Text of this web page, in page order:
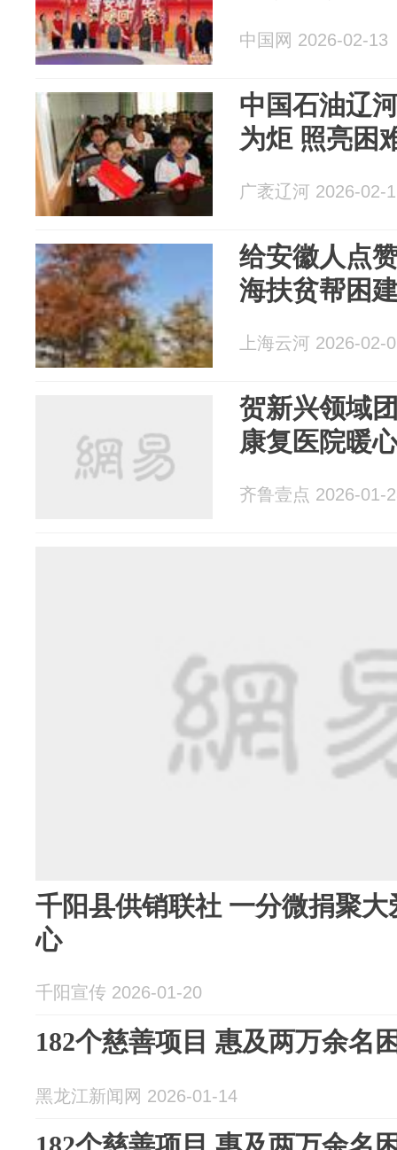
中国网 2026-02-13
中国石油辽
为炬 照亮困
广袤辽河 2026-02-
给安徽人点
海扶贫帮困
上海云河 2026-02-
贺新兴领域
康复医院暖
齐鲁壹点 2026-01-
千阳县供销联社 一分微捐聚
心
千阳宣传 2026-01-20
182个慈善项目 惠及两万余名
黑龙江新闻网 2026-01-14